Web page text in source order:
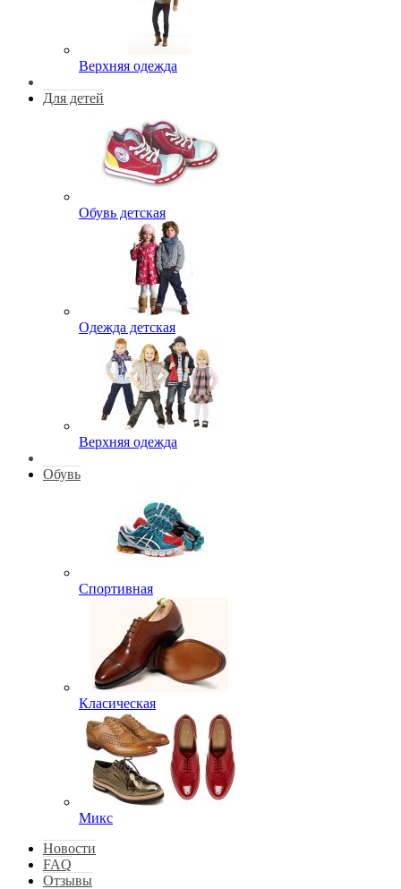
Верхняя одежда
Для детей
Обувь детская
Одежда детская
Верхняя одежда
Обувь
Спортивная
Класическая
Микс
Новости
FAQ
Отзывы